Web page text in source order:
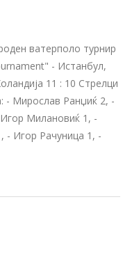
ватерполо турнир
- Истанбул,
11 : 10 Стрелци
- Мирослав Ранџиќ 2, -
Милановиќ 1, -
- Игор Рачуница 1, -